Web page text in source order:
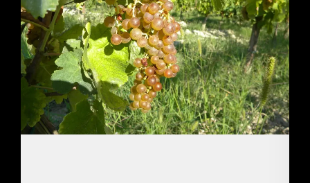
Esperienze in Giornata
Esperienze Ispirazionali
M.I.C.E.
Dimore d'Autore